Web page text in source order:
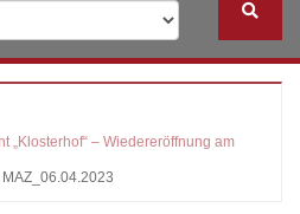
„Klosterhof“ – Wiedereröffnung am